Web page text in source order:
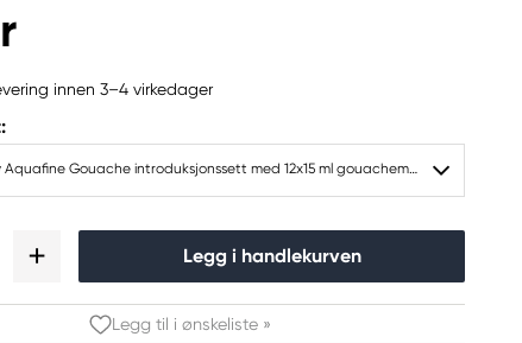
innen 3–4 virkedager
Daler-Rowney Aquafine Gouache introduksjonssett med 12x15 ml gouachemaling
Legg i handlekurven
Legg til i ønskeliste »